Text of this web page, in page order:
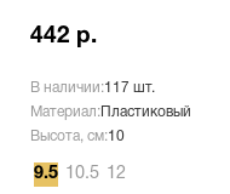
442 р.
В наличии:117 шт.
Материал: Пластиковый
Высота, см:10
9.5 10.5 12